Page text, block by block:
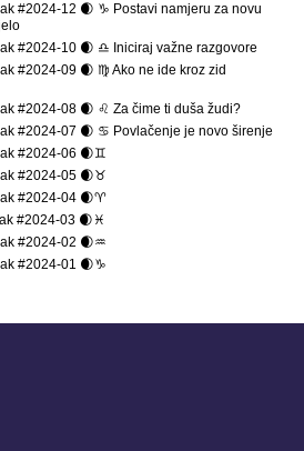
#2024-12 🌒 ♑ Postavi namjeru za novu
#2024-10 🌒 ♎ Iniciraj važne razgovore
#2024-09 🌒 ♍ Ako ne ide kroz zid
#2024-08 🌒 ♌ Za čime ti duša žudi?
#2024-07 🌒 ♋ Povlačenje je novo širenje
#2024-06 🌒♊
#2024-05 🌒♉
#2024-04 🌒♈
#2024-03 🌒♓
#2024-02 🌒♒
#2024-01 🌒♑